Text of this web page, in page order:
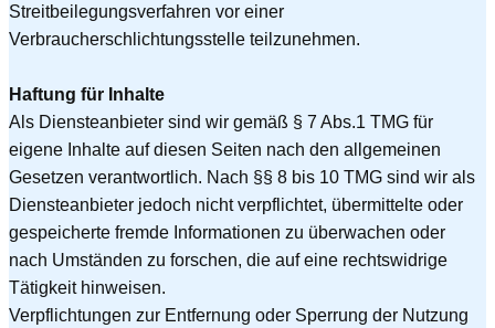
Streitbeilegungsverfahren vor einer
Verbraucherschlichtungsstelle teilzunehmen.
Haftung für Inhalte
Als Diensteanbieter sind wir gemäß § 7 Abs.1 TMG für
eigene Inhalte auf diesen Seiten nach den allgemeinen
Gesetzen verantwortlich. Nach §§ 8 bis 10 TMG sind wir als
Diensteanbieter jedoch nicht verpflichtet, übermittelte oder
gespeicherte fremde Informationen zu überwachen oder
nach Umständen zu forschen, die auf eine rechtswidrige
Tätigkeit hinweisen.
Verpflichtungen zur Entfernung oder Sperrung der Nutzung